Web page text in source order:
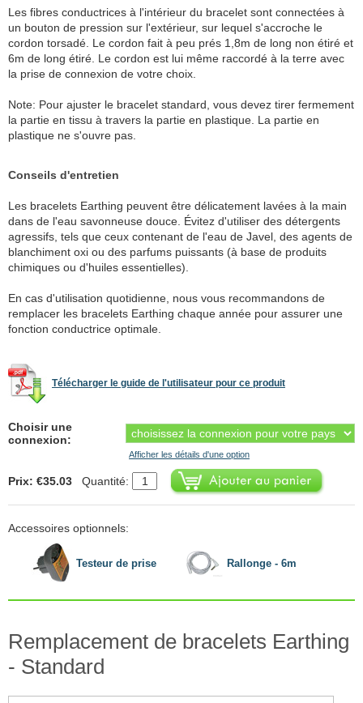
Les fibres conductrices à l'intérieur du bracelet sont connectées à
un bouton de pression sur l'extérieur, sur lequel s'accroche le
cordon torsadé. Le cordon fait à peu prés 1,8m de long non étiré et
6m de long étiré. Le cordon est lui même raccordé à la terre avec
la prise de connexion de votre choix.
Note: Pour ajuster le bracelet standard, vous devez tirer fermement
la partie en tissu à travers la partie en plastique. La partie en
plastique ne s'ouvre pas.
Conseils d'entretien
Les bracelets Earthing peuvent être délicatement lavées à la main
dans de l'eau savonneuse douce. Évitez d'utiliser des détergents
agressifs, tels que ceux contenant de l'eau de Javel, des agents de
blanchiment oxi ou des parfums puissants (à base de produits
chimiques ou d'huiles essentielles).
En cas d'utilisation quotidienne, nous vous recommandons de
remplacer les bracelets Earthing chaque année pour assurer une
fonction conductrice optimale.
Télécharger le guide de l'utilisateur pour ce produit
Choisir une
connexion:
Afficher les détails d'une option
Prix: €35.03 Quantité:
Accessoires optionnels:
Testeur de prise Rallonge - 6m
Remplacement de bracelets Earthing
- Standard